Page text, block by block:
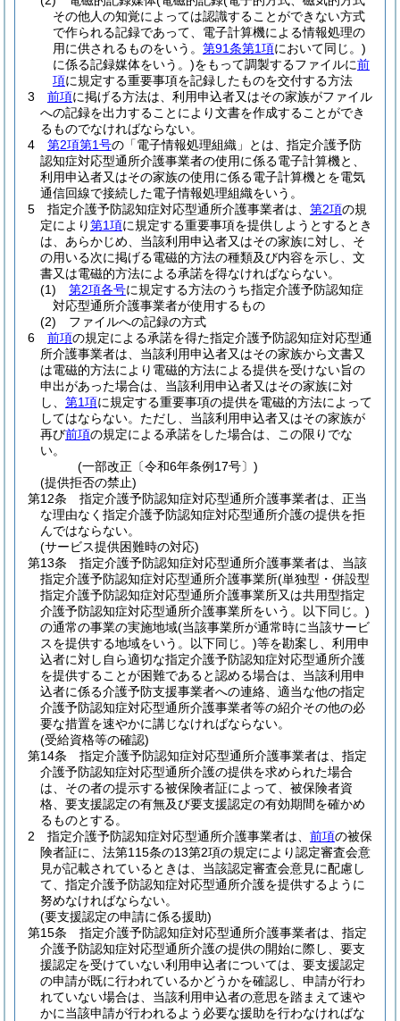
その他人の知覚によっては認識することができない方式
で作られる記録であって、電子計算機による情報処理の
用に供されるものをいう。 第91条第1項において同じ。)
に係る記録媒体をいう。)をもって調製するファイルに前
項に規定する重要事項を記録したものを交付する方法
3
前項に掲げる方法は、利用申込者又はその家族がファイル
への記録を出力することにより文書を作成することができ
るものでなければならない。
4
第2項第1号の「電子情報処理組織」とは、指定介護予防
認知症対応型通所介護事業者の使用に係る電子計算機と、
利用申込者又はその家族の使用に係る電子計算機とを電気
通信回線で接続した電子情報処理組織をいう。
5
指定介護予防認知症対応型通所介護事業者は、 第2項の規
定により第1項に規定する重要事項を提供しようとするとき
は、あらかじめ、当該利用申込者又はその家族に対し、そ
の用いる次に掲げる電磁的方法の種類及び内容を示し、文
書又は電磁的方法による承諾を得なければならない。
(1)
第2項各号に規定する方法のうち指定介護予防認知症
対応型通所介護事業者が使用するもの
(2)
ファイルへの記録の方式
6
前項の規定による承諾を得た指定介護予防認知症対応型通
所介護事業者は、当該利用申込者又はその家族から文書又
は電磁的方法により電磁的方法による提供を受けない旨の
申出があった場合は、当該利用申込者又はその家族に対
し、 第1項に規定する重要事項の提供を電磁的方法によって
してはならない。 ただし、当該利用申込者又はその家族が
再び前項の規定による承諾をした場合は、この限りでな
い。
(一部改正〔令和6年条例17号〕)
(提供拒否の禁止)
第12条
指定介護予防認知症対応型通所介護事業者は、正当
な理由なく指定介護予防認知症対応型通所介護の提供を拒
んではならない。
(サービス提供困難時の対応)
第13条
指定介護予防認知症対応型通所介護事業者は、当該
指定介護予防認知症対応型通所介護事業所(単独型・併設型
指定介護予防認知症対応型通所介護事業所又は共用型指定
介護予防認知症対応型通所介護事業所をいう。以下同じ。)
の通常の事業の実施地域(当該事業所が通常時に当該サービ
スを提供する地域をいう。以下同じ。)等を勘案し、利用申
込者に対し自ら適切な指定介護予防認知症対応型通所介護
を提供することが困難であると認める場合は、当該利用申
込者に係る介護予防支援事業者への連絡、適当な他の指定
介護予防認知症対応型通所介護事業者等の紹介その他の必
要な措置を速やかに講じなければならない。
(受給資格等の確認)
第14条
指定介護予防認知症対応型通所介護事業者は、指定
介護予防認知症対応型通所介護の提供を求められた場合
は、その者の提示する被保険者証によって、被保険者資
格、要支援認定の有無及び要支援認定の有効期間を確かめ
るものとする。
2
指定介護予防認知症対応型通所介護事業者は、 前項の被保
険者証に、法第115条の13第2項の規定により認定審査会意
見が記載されているときは、当該認定審査会意見に配慮し
て、指定介護予防認知症対応型通所介護を提供するように
努めなければならない。
(要支援認定の申請に係る援助)
第15条
指定介護予防認知症対応型通所介護事業者は、指定
介護予防認知症対応型通所介護の提供の開始に際し、要支
援認定を受けていない利用申込者については、要支援認定
の申請が既に行われているかどうかを確認し、申請が行わ
れていない場合は、当該利用申込者の意思を踏まえて速や
かに当該申請が行われるよう必要な援助を行わなければな